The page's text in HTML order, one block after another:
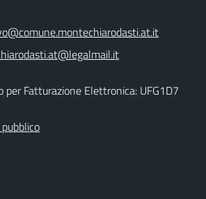
per Fatturazione Elettronica: UFG1D7